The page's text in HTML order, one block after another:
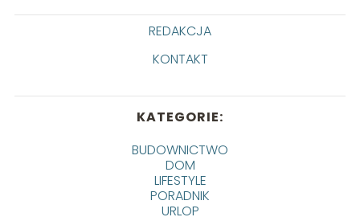
REDAKCJA
KONTAKT
KATEGORIE:
BUDOWNICTWO
DOM
LIFESTYLE
PORADNIK
URLOP